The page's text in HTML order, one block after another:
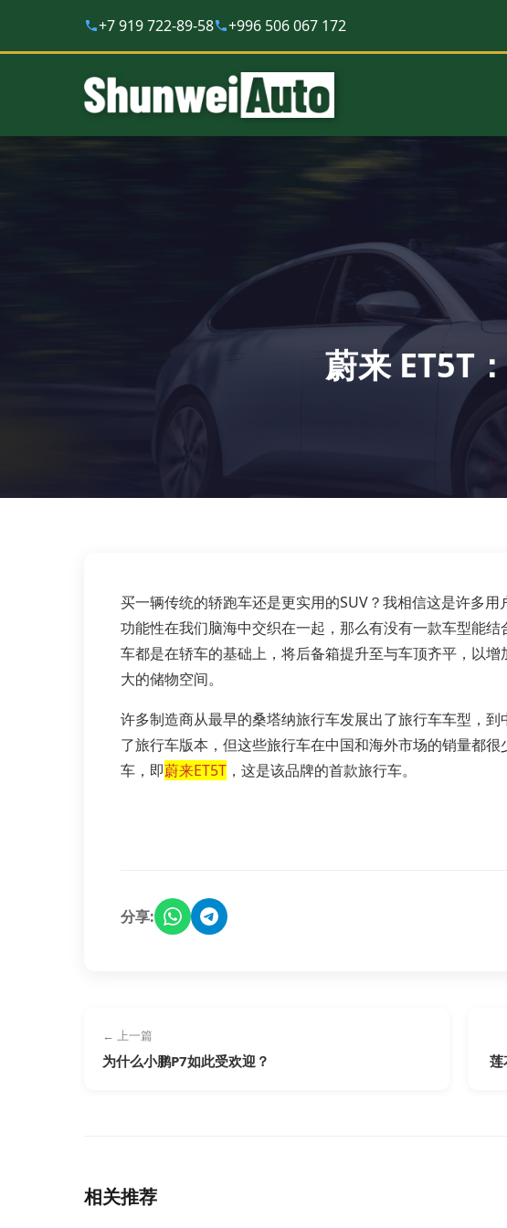
+7 919 722-89-58 +996 506 067 172
蔚来 ET5T
买一辆传统的轿跑车还是更实用的SUV？我相信这是许多
功能性在我们脑海中交织在一起，那么有没有一款车型能
车都是在轿车的基础上，将后备箱提升至与车顶齐平，以
大的储物空间。
许多制造商从最早的桑塔纳旅行车发展出了旅行车车型，
了旅行车版本，但这些旅行车在中国和海外市场的销量都
车，即蔚来ET5T ，这是该品牌的首款旅行车。
分享:
← 上一篇
为什么小鹏P7如此受欢迎？ 莲
相关推荐